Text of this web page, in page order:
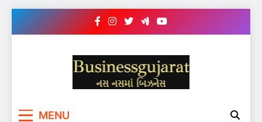
BUSINESS GUJARAT
MENU